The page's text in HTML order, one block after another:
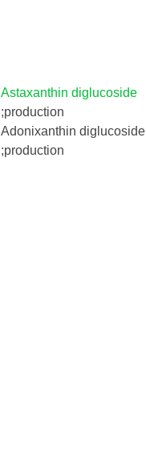
Astaxanthin diglucoside
;production
Adonixanthin diglucoside
;production